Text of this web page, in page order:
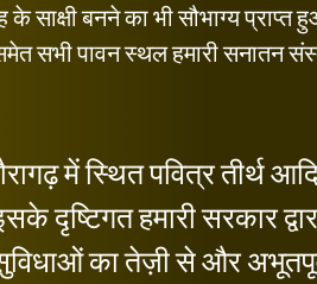
साक्षी बनने का भी सौभाग्य
सभी पावन स्थल हमारी सनातन
में स्थित पवित्र तीर्थ
दृष्टिगत हमारी सरकार
का तेज़ी से और